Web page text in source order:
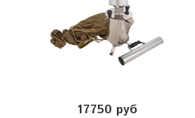
17750 руб